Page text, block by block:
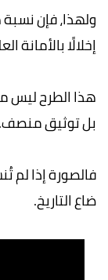
ولهذا، فإن
إخلالًا بالأمانة
هذا الطرح ليس
بل توثيق منصف.
فالصورة إذا لم
ضاع التاريخ.